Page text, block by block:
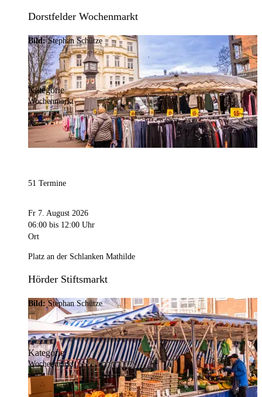
Dorstfelder Wochenmarkt
Bild:Stephan Schütze
Kategorie
Wochenmarkt
51 Termine
Fr 7. August 2026
06:00 bis 12:00 Uhr
Ort
Platz an der Schlanken Mathilde
Hörder Stiftsmarkt
Bild:Stephan Schütze
Kategorie
Wochenmarkt